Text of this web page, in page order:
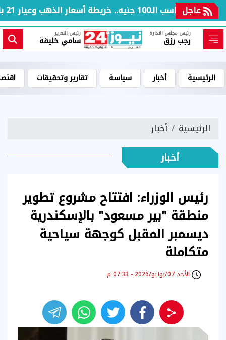
عاجل
بعد مكاسب الـ100 جنيه.. خريطة أسعار الذهب وعيار 21 بالعطلة الأسبوعية
رئيس مجلس الادارة
رجب رزق
رئيس التحرير
سامي خليفة
الرئيسية أخبار سياسة تقارير وتحقيقات
الرئيسية أخبار
أخبار
رئيس الوزراء: افتتاح مشروع تطوير
منطقة "بير مسعود" بالإسكندرية
ديسمبر المقبل كوجهة سياحية
متكاملة
الأحد 07/يونيو/2026 - 07:33 م